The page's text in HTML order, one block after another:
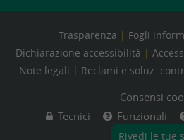
Trasparenza Fogli
Dichiarazione accessibilità
Note legali
Reclami e soluz.
Consensi
Tecnici
Funzionali
Rivedi le tue